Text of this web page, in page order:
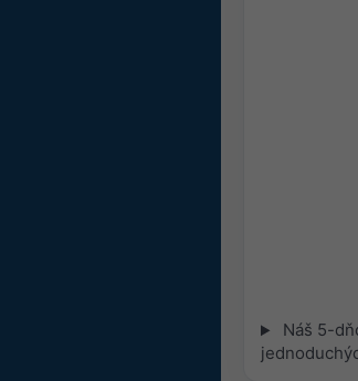
Náš 5-